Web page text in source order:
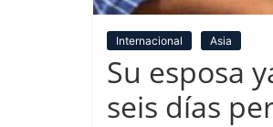
Internacional Asia
Su esposa
seis días